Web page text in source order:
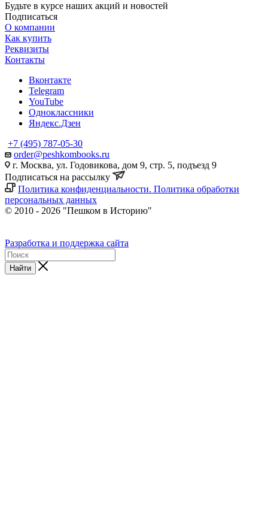
Будьте в курсе наших акций и новостей
Подписаться
О компании
Как купить
Реквизиты
Контакты
Вконтакте
Telegram
YouTube
Одноклассники
Яндекс.Дзен
+7 (495) 787-05-30
order@peshkombooks.ru
г. Москва, ул. Годовикова, дом 9, стр. 5, подъезд 9
Подписаться на рассылку
Политика конфиденциальности. Политика обработки
персональных данных
© 2010 - 2026 "Пешком в Историю"
Разработка и поддержка сайта
Найти